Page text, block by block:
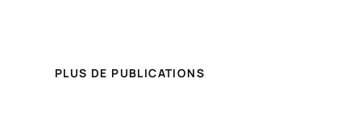
PLUS DE PUBLICATIONS